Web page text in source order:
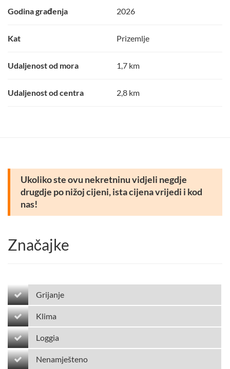
Godina građenja 2026
Kat Prizemlje
Udaljenost od mora 1,7 km
Udaljenost od centra 2,8 km
Ukoliko ste ovu nekretninu vidjeli negdje
drugdje po nižoj cijeni, ista cijena vrijedi i kod
nas!
Značajke
Grijanje
Klima
Loggia
Nenamješteno